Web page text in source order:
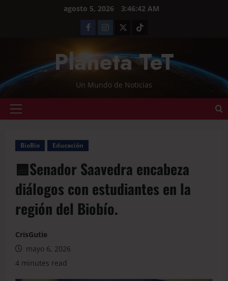
agosto 5, 2026 3:46:43 AM
Planeta TeT
Un Mundo de Noticias
BioBio Educación
🟦Senador Saavedra encabeza
diálogos con estudiantes en la
región del Biobío.
CrisGutie
mayo 6, 2026
4 minutes read